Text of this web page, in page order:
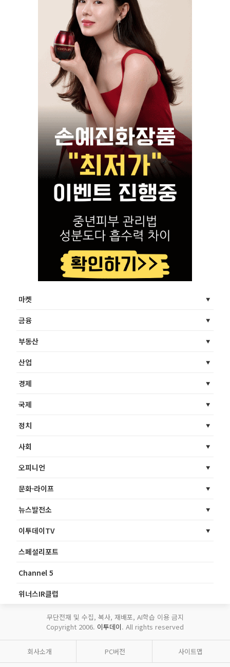
마켓
금융
부동산
산업
경제
국제
정치
사회
오피니언
문화·라이프
뉴스발전소
이투데이TV
스페셜리포트
Channel 5
위너스IR클럽
무단전재 및 수집, 복사, 재배포, AI학습 이용 금지
Copyright 2006. 이투데이. All rights reserved
회사소개 PC버전 사이트맵